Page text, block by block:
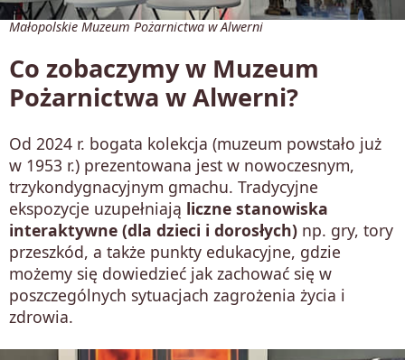
Małopolskie Muzeum Pożarnictwa w Alwerni
Co zobaczymy w Muzeum
Pożarnictwa w Alwerni?
Od 2024 r. bogata kolekcja (muzeum powstało już
w 1953 r.) prezentowana jest w nowoczesnym,
trzykondygnacyjnym gmachu. Tradycyjne
ekspozycje uzupełniają liczne stanowiska
interaktywne (dla dzieci i dorosłych) np. gry, tory
przeszkód, a także punkty edukacyjne, gdzie
możemy się dowiedzieć jak zachować się w
poszczególnych sytuacjach zagrożenia życia i
zdrowia.